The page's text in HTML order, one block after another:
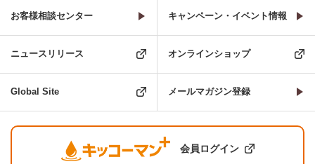
お客様相談センター キャンペーン・イベント情報
ニュースリリース オンラインショップ
Global Site メールマガジン登録
会員ログイン